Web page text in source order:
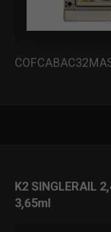
K2 SINGLERAIL
3,65ml